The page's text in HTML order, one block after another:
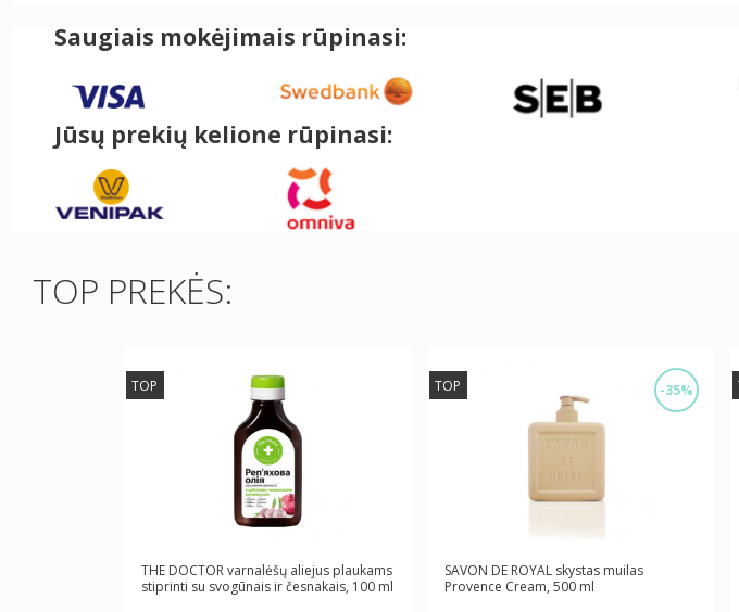
Saugiais mokėjimais rūpinasi:
Jūsų prekių kelione rūpinasi:
TOP PREKĖS:
TOP
THE DOCTOR varnalėšų aliejus plaukams
stiprinti su svogūnais ir česnakais, 100 ml
-35%
TOP
SAVON DE ROYAL skystas muilas
Provence Cream, 500 ml